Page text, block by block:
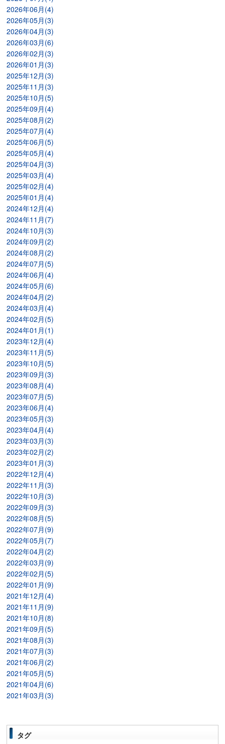
2026年06月(4)
2026年05月(3)
2026年04月(3)
2026年03月(6)
2026年02月(3)
2026年01月(3)
2025年12月(3)
2025年11月(3)
2025年10月(5)
2025年09月(4)
2025年08月(2)
2025年07月(4)
2025年06月(5)
2025年05月(4)
2025年04月(3)
2025年03月(4)
2025年02月(4)
2025年01月(4)
2024年12月(4)
2024年11月(7)
2024年10月(3)
2024年09月(2)
2024年08月(2)
2024年07月(5)
2024年06月(4)
2024年05月(6)
2024年04月(2)
2024年03月(4)
2024年02月(5)
2024年01月(1)
2023年12月(4)
2023年11月(5)
2023年10月(5)
2023年09月(3)
2023年08月(4)
2023年07月(5)
2023年06月(4)
2023年05月(3)
2023年04月(4)
2023年03月(3)
2023年02月(2)
2023年01月(3)
2022年12月(4)
2022年11月(3)
2022年10月(3)
2022年09月(3)
2022年08月(5)
2022年07月(9)
2022年05月(7)
2022年04月(2)
2022年03月(9)
2022年02月(5)
2022年01月(9)
2021年12月(4)
2021年11月(9)
2021年10月(8)
2021年09月(5)
2021年08月(3)
2021年07月(3)
2021年06月(2)
2021年05月(5)
2021年04月(6)
2021年03月(3)
タグ